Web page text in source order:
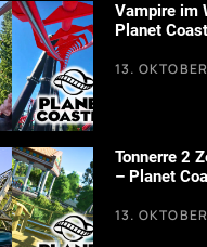
Vampire im
Planet
13.
Tonnerre 2
– Planet
13.